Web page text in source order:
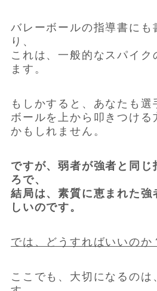
バレーボールの指導書にも
り、
これは、一般的なスパイク
ます。
もしかすると、あなたも選
ボールを上から叩きつける
かもしれません。
ですが、弱者が強者と同じ
ろで、
結局は、素質に恵まれた強
しいのです。
では、どうすればいいのか
ここでも、大切になるのは